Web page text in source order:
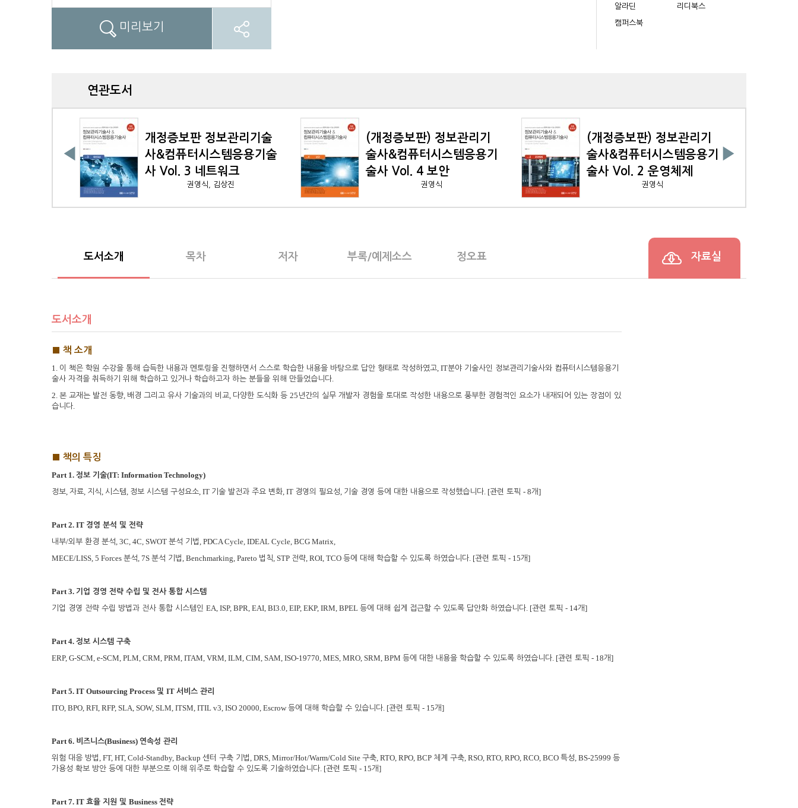
미리보기
알라딘 리디북스
캠퍼스북
연관도서
개정증보판 정보관리기술
사&컴퓨터시스템응용기술
사 Vol. 3 네트워크
권영식, 김상진
(개정증보판) 정보관리기
술사&컴퓨터시스템응용기
술사 Vol. 4 보안
권영식
(개정증보판) 정보관리기
술사&컴퓨터시스템응용기
술사 Vol. 2 운영체제
권영식
◀ ▶
도서소개 목차 저자 부록/예제소스 정오표 자료실
도서소개
책 소개
1. 이 책은 학원 수강을 통해 습득한 내용과 멘토링을 진행하면서 스스로 학습한 내용을 바탕으로 답안 형태로 작성하였고, IT분야 기술사인 정보관리기술사와 컴퓨터시스템응용기
술사 자격을 취득하기 위해 학습하고 있거나 학습하고자 하는 분들을 위해 만들었습니다.
2. 본 교재는 발전 동향, 배경 그리고 유사 기술과의 비교, 다양한 도식화 등 25 년간의 실무 개발자 경험을 토대로 작성한 내용으로 풍부한 경험적인 요소가 내재되어 있는 장점이 있
습니다.
책의 특징
Part 1. 정보 기술(IT: Information Technology)
정보, 자료, 지식, 시스템, 정보 시스템 구성요소, IT 기술 발전과 주요 변화, IT 경영의 필요성, 기술 경영 등에 대한 내용으로 작성했습니다. [관련 토픽 - 8개]
Part 2. IT 경영 분석 및 전략
내부/외부 환경 분석, 3C, 4C, SWOT 분석 기법, PDCA Cycle, IDEAL Cycle, BCG Matrix,
MECE/LISS, 5 Forces 분석, 7S 분석 기법, Benchmarking, Pareto 법칙, STP 전략, ROI, TCO 등에 대해 학습할 수 있도록 하였습니다. [관련 토픽 - 15개]
Part 3. 기업 경영 전략 수립 및 전사 통합 시스템
기업 경영 전략 수립 방법과 전사 통합 시스템인 EA, ISP, BPR, EAI, BI3.0, EIP, EKP, IRM, BPEL 등에 대해 쉽게 접근할 수 있도록 답안화 하였습니다. [관련 토픽 - 14개]
Part 4. 정보 시스템 구축
ERP, G-SCM, e-SCM, PLM, CRM, PRM, ITAM, VRM, ILM, CIM, SAM, ISO-19770, MES, MRO, SRM, BPM 등에 대한 내용을 학습할 수 있도록 하였습니다. [관련 토픽 - 18개]
Part 5. IT Outsourcing Process 및 IT 서비스 관리
ITO, BPO, RFI, RFP, SLA, SOW, SLM, ITSM, ITIL v3, ISO 20000, Escrow등에 대해 학습할 수 있습니다. [관련 토픽 - 15개]
Part 6. 비즈니스(Business) 연속성 관리
위험 대응 방법, FT, HT, Cold-Standby, Backup 센터 구축 기법, DRS, Mirror/Hot/Warm/Cold Site 구축, RTO, RPO, BCP 체계 구축, RSO, RTO, RPO, RCO, BCO 특성, BS-25999 등
가용성 확보 방안 등에 대한 부분으로 이해 위주로 학습할 수 있도록 기술하였습니다. [관련 토픽 - 15개]
Part 7. IT 효율 지원 및 Business 전략